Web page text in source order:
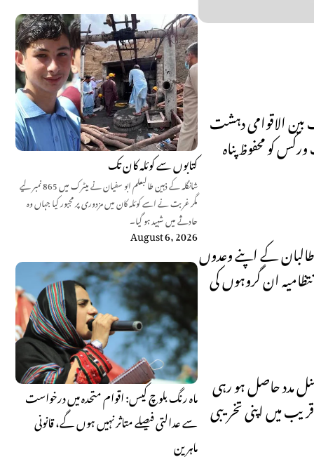
کتابوں سے کوئلہ کان تک
شانگلہ کے ذہین طالبعلم ابو سفیان نے میٹرک میں 865 نمبر لیے
مگر غربت نے اسے کوئلہ کان میں مزدوری پر مجبور کیا جہاں وہ
حادثے میں شہید ہو گیا۔
August 6, 2026
ماہ رنگ بلوچ کیس: اقوام متحدہ میں درخواست
سے عدالتی فیصلے متاثر نہیں ہوں گے، قانونی
ماہرین
بین الاقوامی دہشت
کو محفوظ پناہ
کے اپنے وعدوں
ان گروہوں کی
مدد حاصل ہو رہی
میں اپنی تخریبی